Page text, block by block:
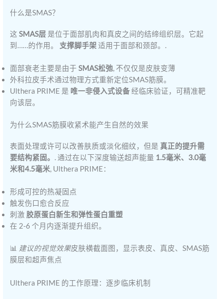
什么是SMAS？
这SMAS层 是位于面部肌肉和真皮之间的结缔组织层。它起
到……的作用。 支撑脚手架 适用于面部和颈部。.
面部衰老主要是由于SMAS松弛, 不仅仅是皮肤变薄
外科拉皮手术通过物理方式重新定位SMAS筋膜。
Ulthera PRIME 是 唯一非侵入式设备经临床验证，可精准靶
向该层。
为什么SMAS筋膜收紧术能产生自然的效果
表面处理或许可以改善肤质或淡化细纹，但是 真正的提升需
要结构紧固。 . 通过在以下深度输送超声能量 1.5毫米、3.0毫
米和4.5毫米, Ulthera PRIME：
形成可控的热凝固点
触发伤口愈合反应
刺激 胶原蛋白新生和弹性蛋白重塑
在 2-6 个月内逐渐提升组织。
📊 建议的视觉效果皮肤横截面图，显示表皮、真皮、SMAS筋
膜层和超声焦点
Ulthera PRIME 的工作原理：逐步临床机制